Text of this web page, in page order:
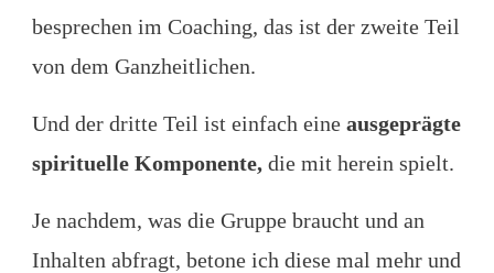
besprechen im Coaching, das ist der zweite Teil
von dem Ganzheitlichen.
Und der dritte Teil ist einfach eine ausgeprägte
spirituelle Komponente, die mit herein spielt.
Je nachdem, was die Gruppe braucht und an
Inhalten abfragt, betone ich diese mal mehr und